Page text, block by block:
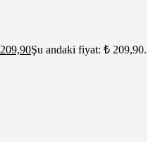
209,90Şu andaki fiyat: ₺ 209,90.